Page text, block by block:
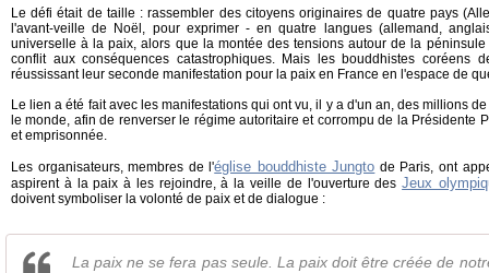
Le défi était de taille : rassembler des citoyens originaires de quatre pays
l'avant-veille de Noël, pour exprimer - en quatre langues (allemand,
universelle à la paix, alors que la montée des tensions autour de la
conflit aux conséquences catastrophiques. Mais les bouddhistes coréens
réussissant leur seconde manifestation pour la paix en France en l'espace de
Le lien a été fait avec les manifestations qui ont vu, il y a d'un an, des millions
le monde, afin de renverser le régime autoritaire et corrompu de la Présidente
et emprisonnée.
Les organisateurs, membres de l'église bouddhiste Jungto de Paris, ont
aspirent à la paix à les rejoindre, à la veille de l'ouverture desJeux
doivent symboliser la volonté de paix et de dialogue :
La paix ne se fera pas seule. La paix doit être créée de